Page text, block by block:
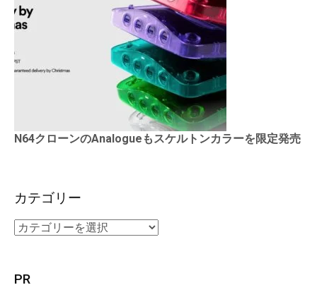
N64クローンのAnalogueもスケルトンカラーを限定発売
カテゴリー
PR